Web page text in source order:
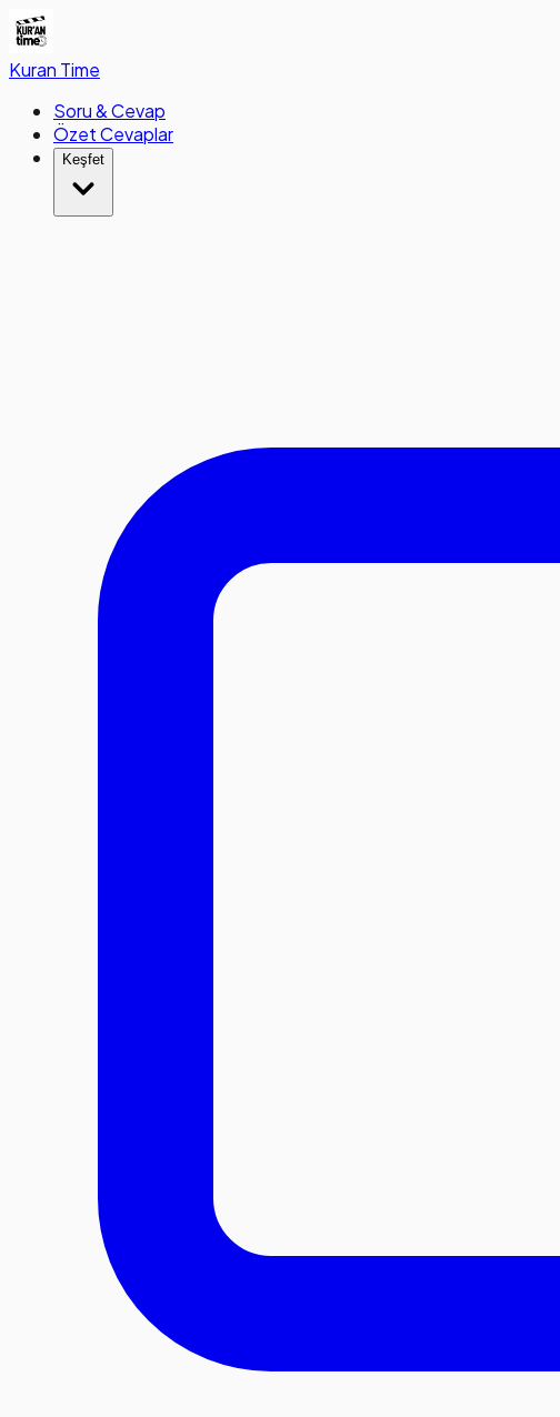
Kuran Time
Soru & Cevap
Özet Cevaplar
Keşfet